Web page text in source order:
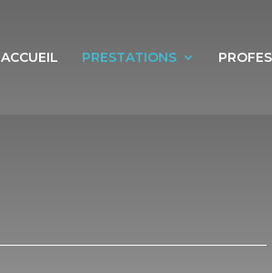
ACCUEIL PRESTATIONS